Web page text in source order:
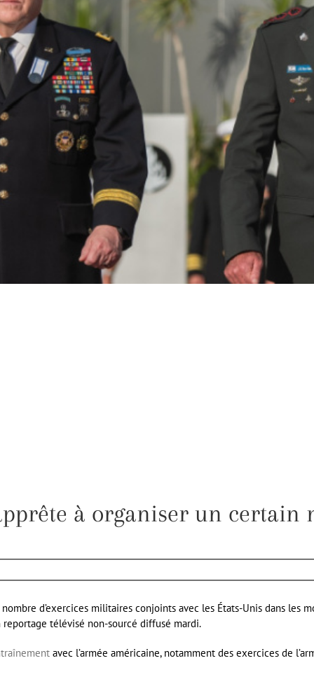
à organiser un certain
d’exercices militaires conjoints avec les États-Unis dans les
télévisé non-sourcé diffusé mardi.
avec l’armée américaine, notamment des exercices de